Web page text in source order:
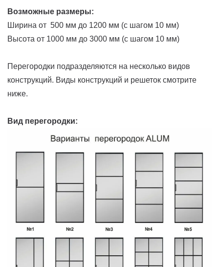
Возможные размеры:
Ширина от 500 мм до 1200 мм (с шагом 10 мм)
Высота от 1000 мм до 3000 мм (с шагом 10 мм)
Перегородки подразделяются на несколько видов
конструкций. Виды конструкций и решеток смотрите
ниже.
Вид перегородки: